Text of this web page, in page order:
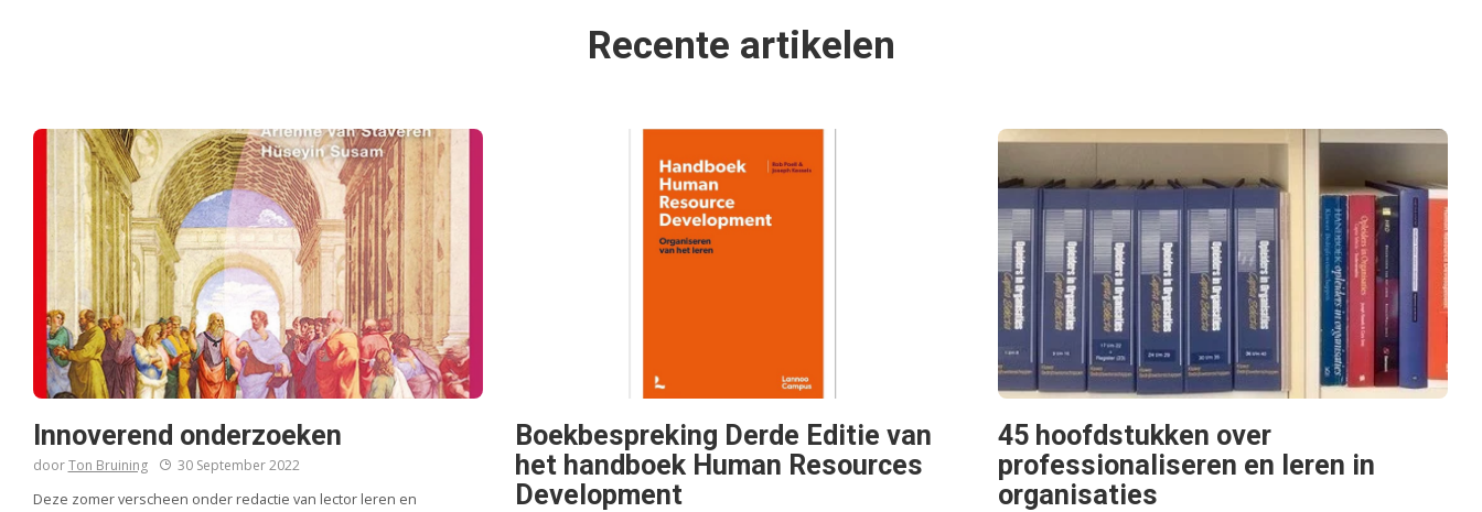
Recente artikelen
Innoverend onderzoeken
doorTon Bruining
30 September 2022
Deze zomer verscheen onder redactie van lector leren en
Boekbespreking Derde Editie van
het handboek Human Resources
Development
45 hoofdstukken over
professionaliseren en leren in
organisaties